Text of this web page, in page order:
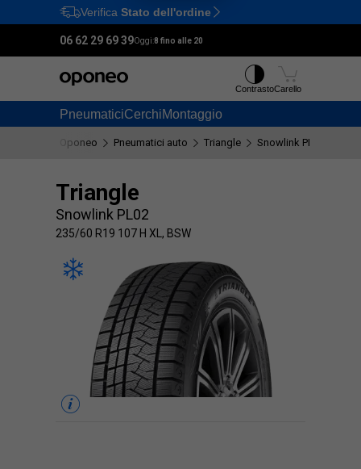
Ctrl M
Verifica Stato dell'ordine
06 62 29 69 39Oggi:8 fino alle 20
PneumaticiCerchiMontaggio
ContrastoCarello
Oponeo Pneumatici auto Triangle Snowlink PL02
Triangle
Snowlink PL02
235/60 R19 107 H XL, BSW